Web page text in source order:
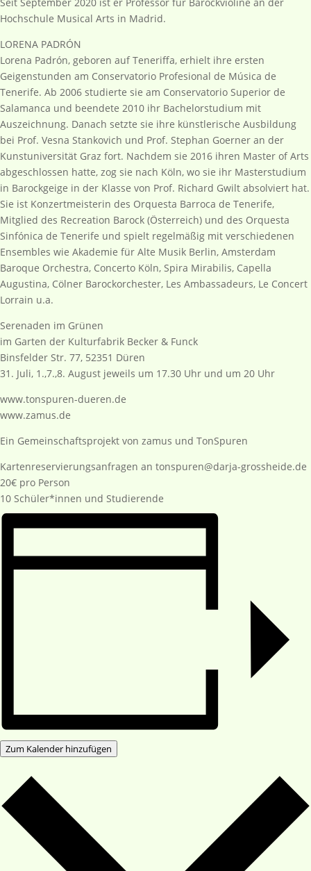
Hochschule Musical Arts in Madrid.
LORENA PADRÓN
Lorena Padrón, geboren auf Teneriffa, erhielt ihre ersten
Geigenstunden am Conservatorio Profesional de Música de
Tenerife. Ab 2006 studierte sie am Conservatorio Superior de
Salamanca und beendete 2010 ihr Bachelorstudium mit
Auszeichnung. Danach setzte sie ihre künstlerische Ausbildung
bei Prof. Vesna Stankovich und Prof. Stephan Goerner an der
Kunstuniversität Graz fort. Nachdem sie 2016 ihren Master of Arts
abgeschlossen hatte, zog sie nach Köln, wo sie ihr Masterstudium
in Barockgeige in der Klasse von Prof. Richard Gwilt absolviert hat.
Sie ist Konzertmeisterin des Orquesta Barroca de Tenerife,
Mitglied des Recreation Barock (Österreich) und des Orquesta
Sinfónica de Tenerife und spielt regelmäßig mit verschiedenen
Ensembles wie Akademie für Alte Musik Berlin, Amsterdam
Baroque Orchestra, Concerto Köln, Spira Mirabilis, Capella
Augustina, Cölner Barockorchester, Les Ambassadeurs, Le Concert
Lorrain u.a.
Serenaden im Grünen
im Garten der Kulturfabrik Becker & Funck
Binsfelder Str. 77, 52351 Düren
31. Juli, 1.,7.,8. August jeweils um 17.30 Uhr und um 20 Uhr
www.tonspuren-dueren.de
www.zamus.de
Ein Gemeinschaftsprojekt von zamus und TonSpuren
Kartenreservierungsanfragen an tonspuren@darja-grossheide.de
20€ pro Person
10 Schüler*innen und Studierende
Zum Kalender hinzufügen